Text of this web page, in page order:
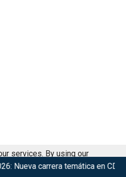
en CDMX Retorna The
services. By using our
use of cookies.
Got it